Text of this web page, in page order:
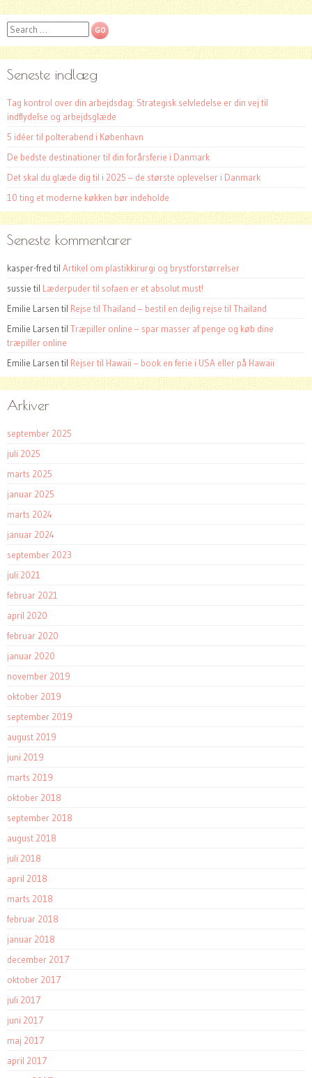
Search
Seneste indlæg
Tag kontrol over din arbejdsdag: Strategisk selvledelse er din vej til
indflydelse og arbejdsglæde
5 idéer til polterabend i København
De bedste destinationer til din forårsferie i Danmark
Det skal du glæde dig til i 2025 – de største oplevelser i Danmark
10 ting et moderne køkken bør indeholde
Seneste kommentarer
kasper-fred til Artikel om plastikkirurgi og brystforstørrelser
sussie til Læderpuder til sofaen er et absolut must!
Emilie Larsen til Rejse til Thailand – bestil en dejlig rejse til Thailand
Emilie Larsen til Træpiller online – spar masser af penge og køb dine
træpiller online
Emilie Larsen til Rejser til Hawaii – book en ferie i USA eller på Hawaii
Arkiver
september 2025
juli 2025
marts 2025
januar 2025
marts 2024
januar 2024
september 2023
juli 2021
februar 2021
april 2020
februar 2020
januar 2020
november 2019
oktober 2019
september 2019
august 2019
juni 2019
marts 2019
oktober 2018
september 2018
august 2018
juli 2018
april 2018
marts 2018
februar 2018
januar 2018
december 2017
oktober 2017
juli 2017
juni 2017
maj 2017
april 2017